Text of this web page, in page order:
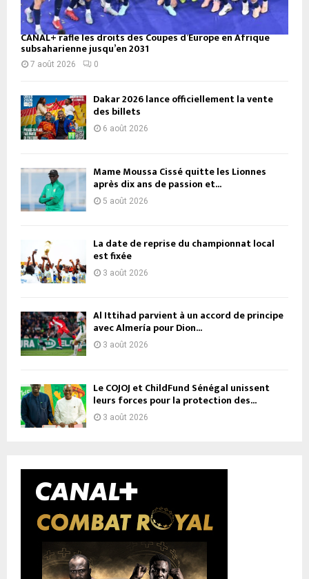
CANAL+ rafle les droits des Coupes d’Europe en Afrique
subsaharienne jusqu’en 2031
7 août 2026 0
Dakar 2026 lance officiellement la vente
des billets
6 août 2026
Mame Moussa Cissé quitte les Lionnes
après dix ans de passion et...
5 août 2026
La date de reprise du championnat local
est fixée
3 août 2026
Al Ittihad parvient à un accord de principe
avec Almería pour Dion...
3 août 2026
Le COJOJ et ChildFund Sénégal unissent
leurs forces pour la protection des...
3 août 2026